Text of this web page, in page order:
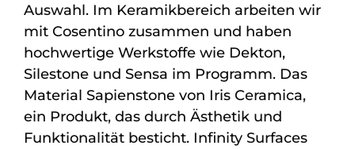
Auswahl. Im Keramikbereich arbeiten wir
mit Cosentino zusammen und haben
hochwertige Werkstoffe wie Dekton,
Silestone und Sensa im Programm. Das
Material Sapienstone von Iris Ceramica,
ein Produkt, das durch Ästhetik und
Funktionalität besticht. Infinity Surfaces